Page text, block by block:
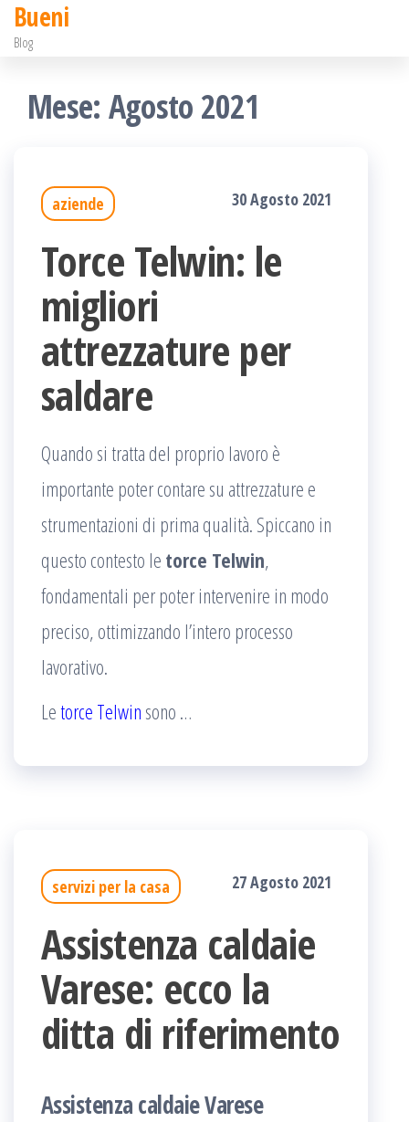
SaltaBueni
Blog
Mese: Agosto 2021
aziende 30 Agosto 2021
Torce Telwin: le
migliori
attrezzature per
saldare
Quando si tratta del proprio lavoro è
importante poter contare su attrezzature e
strumentazioni di prima qualità. Spiccano in
questo contesto le torce Telwin,
fondamentali per poter intervenire in modo
preciso, ottimizzando l’intero processo
lavorativo.
Letorce Telwin sono …
servizi per la casa 27 Agosto 2021
Assistenza caldaie
Varese: ecco la
ditta di riferimento
Assistenza caldaie Varese